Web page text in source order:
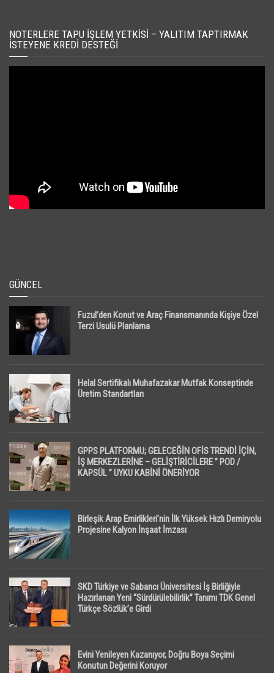
NOTERLERE TAPU İŞLEM YETKISI – YALITIM TAPTIRMAK
İSTEYENE KREDI DESTEĞI
GÜNCEL
Fuzul’den Konut ve Araç Finansmanında Kişiye Özel
Terzi Usulü Planlama
Helal Sertifikalı Muhafazakar Mutfak Konseptinde
Üretim Standartları
GPPS PLATFORMU; GELECEĞİN OFİS TRENDİ İÇİN,
İŞ MERKEZLERİNE – GELİŞTİRİCİLERE ” POD /
KAPSÜL ” UYKU KABİNİ ÖNERİYOR
Birleşik Arap Emirlikleri’nin İlk Yüksek Hızlı Demiryolu
Projesine Kalyon İnşaat İmzası
SKD Türkiye ve Sabancı Üniversitesi İş Birliğiyle
Hazırlanan Yeni “Sürdürülebilirlik” Tanımı TDK Genel
Türkçe Sözlük’e Girdi
Evini Yenileyen Kazanıyor, Doğru Boya Seçimi
Konutun Değerini Koruyor